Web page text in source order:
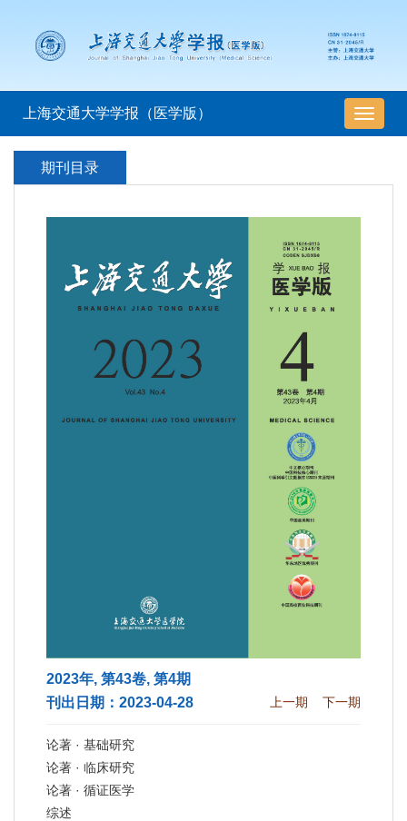
导
航
上海交通大学学报（医学版）
期刊目录
2023年, 第43卷, 第4期
刊出日期：2023-04-28
上一期 下一期
论著 · 基础研究
论著 · 临床研究
论著 · 循证医学
综述